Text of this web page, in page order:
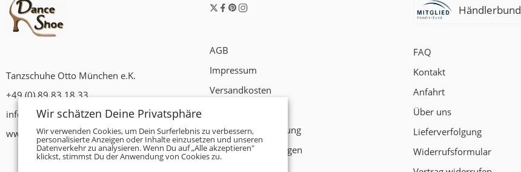
Tanzschuhe Otto München e.K.
+49 (0) 89 83 18 33
info@tanzschuhe-muenchen.de
www.tanzschuhe-muenchen.de
AGB
Impressum
Versandkosten
Datenschutzerklärung
Zahlungsbedingungen
Händlerbund
FAQ
Kontakt
Anfahrt
Über uns
Lieferverfolgung
Widerrufsformular
Wir schätzen Deine Privatsphäre
Wir verwenden Cookies, um Dein Surferlebnis zu verbessern,
personalisierte Anzeigen oder Inhalte einzusetzen und unseren
Datenverkehr zu analysieren. Wenn Du auf „Alle akzeptieren"
klickst, stimmst Du der Anwendung von Cookies zu.